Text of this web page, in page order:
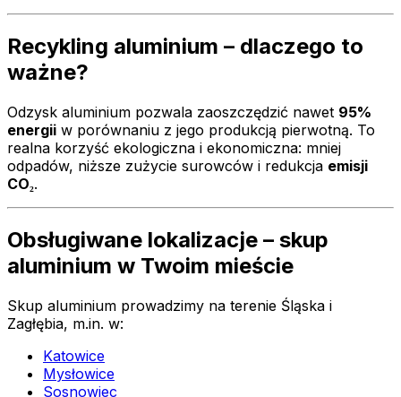
Recykling aluminium – dlaczego to
ważne?
Odzysk aluminium pozwala zaoszczędzić nawet 95%
energii w porównaniu z jego produkcją pierwotną. To
realna korzyść ekologiczna i ekonomiczna: mniej
odpadów, niższe zużycie surowców i redukcja emisji
CO₂.
Obsługiwane lokalizacje – skup
aluminium w Twoim mieście
Skup aluminium prowadzimy na terenie Śląska i
Zagłębia, m.in. w:
Katowice
Mysłowice
Sosnowiec